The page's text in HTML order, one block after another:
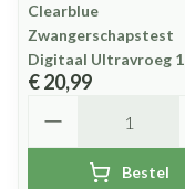
Clearblue
Zwangerschapstest
Digitaal Ultravroeg 1
€ 20,99
Bestel